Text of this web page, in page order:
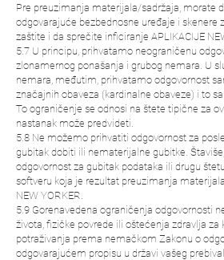
Pre preuzimanja materijala/sadržaja, morate
odgovarajuće bezbednosne uređaje i skenere
zaštite i da sprečite inficiranje APLIKACIJE
5.7 U principu, prihvatamo neograničenu
zlonamernog ponašanja i grubog nemara. U
nemara, međutim, prihvatamo odgovornost
značajnih obaveza (kardinalne obaveze) i to
To ograničenje se odnosi na štete tipične za
nastanak može predvideti.
5.8 Ne možemo prihvatiti odgovornost za
gubitak dobiti ili nematerijalne gubitke.
odgovornost za gubitak podataka ili drugu
softveru koja je rezultat preuzimanja
NEW YORKER.
5.9 Gorenavedena ograničenja odgovornosti
života, fizičke povrede ili oštećenja zdravlja za
potraživanja prema nemačkom Zakonu o
odgovarajućem propisu u državi vašeg